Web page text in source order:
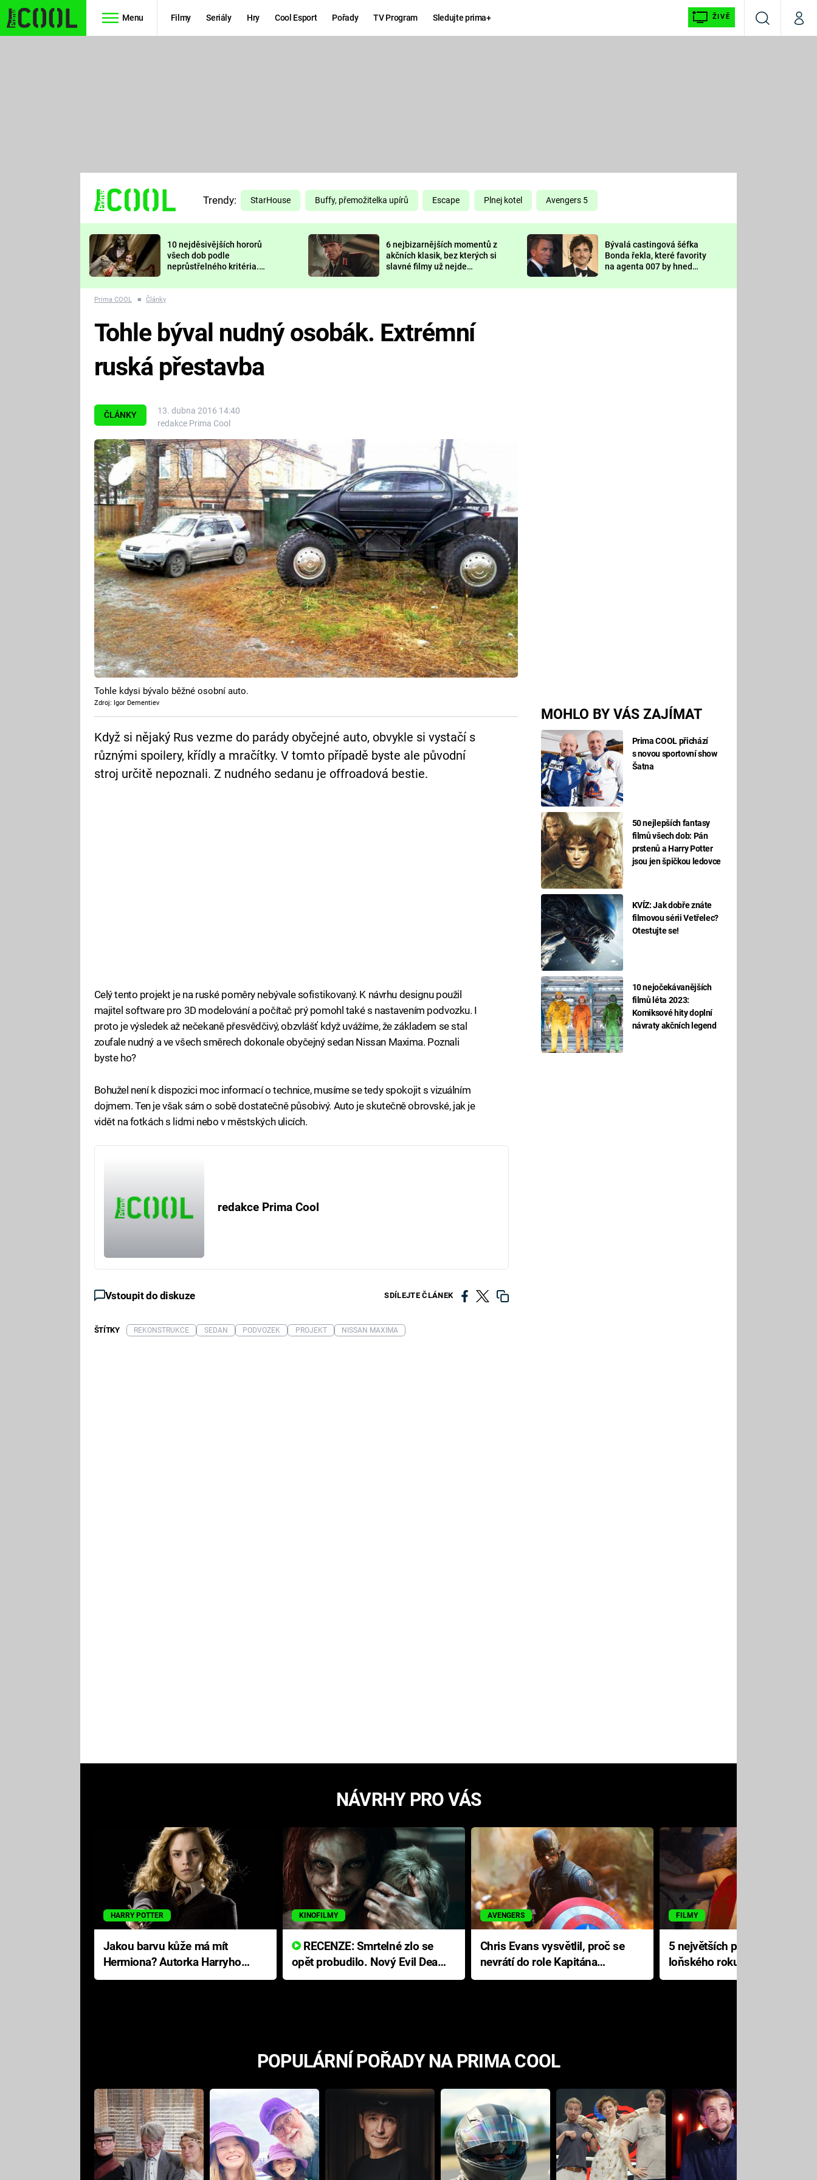
Menu Filmy Seriály Hry Cool Esport Pořady TV Program Sledujte prima+ ŽIVĚ
VyhledáváníMůj
TŘESKU
FUTURAMA
PREDÁTOR
DELIVERANCE
KOMEDIE
CHUCK
NORRIS
DEADPOOL
Prima LAJK
Sledujte nás
Trendy: StarHouse Buffy, přemožitelka upírů Escape Plnej kotel Avengers 5
10 nejděsivějších hororů
všech dob podle
neprůstřelného kritéria.
nejvíc zvednou tep?
6 nejbizarnějších momentů z
akčních klasik, bez kterých si
slavné filmy už nejde
Bývalá castingová šéfka
Bonda řekla, které favority
na agenta 007 by hned
Prima COOL ■ Články
ČLÁNKY
13. dubna 2016 14:40
redakce Prima Cool
MOHLO BY VÁS ZAJÍMAT
Prima COOL přichází
s novou sportovní show
Šatna
50 nejlepších fantasy
filmů všech dob: Pán
prstenů a Harry Potter
jsou jen špičkou ledovce
KVÍZ: Jak dobře znáte
filmovou sérii Vetřelec?
Otestujte se!
10 nejočekávanějších
filmů léta 2023:
Komiksové hity doplní
návraty akčních legend
Tohle býval nudný osobák. Extrémní
ruská přestavba
Tohle kdysi bývalo běžné osobní auto.
Zdroj: Igor Dementiev
Když si nějaký Rus vezme do parády obyčejné auto, obvykle si vystačí s
různými spoilery, křídly a mračítky. V tomto případě byste ale původní
stroj určitě nepoznali. Z nudného sedanu je offroadová bestie.
Celý tento projekt je na ruské poměry nebývale sofistikovaný. K návrhu designu použil
majitel software pro 3D modelování a počítač prý pomohl také s nastavením podvozku. I
proto je výsledek až nečekaně přesvědčivý, obzvlášť když uvážíme, že základem se stal
zoufale nudný a ve všech směrech dokonale obyčejný sedan Nissan Maxima. Poznali
byste ho?
Bohužel není k dispozici moc informací o technice, musíme se tedy spokojit s vizuálním
dojmem. Ten je však sám o sobě dostatečně působivý. Auto je skutečně obrovské, jak je
vidět na fotkách s lidmi nebo v městských ulicích.
redakce Prima Cool
Vstoupit do diskuze SDÍLEJTE ČLÁNEK
ŠTÍTKY REKONSTRUKCE SEDAN PODVOZEK PROJEKT NISSAN MAXIMA
NÁVRHY PRO VÁS
HARRY POTTER
Jakou barvu kůže má mít
Hermiona? Autorka Harryho
Pottera přišla s ráznou
KINOFILMY
RECENZE: Smrtelné zlo se
opět probudilo. Nový Evil Dead
přichází s neodolatelnou
AVENGERS
Chris Evans vysvětlil, proč se
nevrátí do role Kapitána
Ameriky
FILMY
5 největších propadáků
loňského roku: Disney na
jediné katastrofě prodělal 200
POPULÁRNÍ POŘADY NA PRIMA COOL